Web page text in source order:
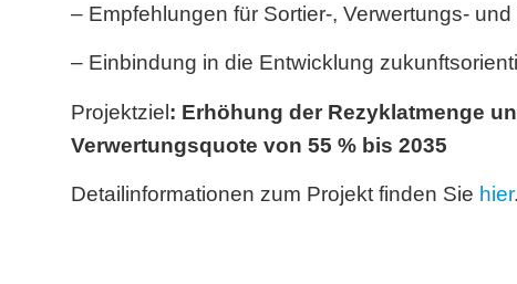
– Empfehlungen für Sortier-, Verwertungs-
– Einbindung in die Entwicklung
Projektziel: Erhöhung der Rezyklatmenge
Verwertungsquote von 55 % bis 2035
Detailinformationen zum Projekt finden Sie hier.